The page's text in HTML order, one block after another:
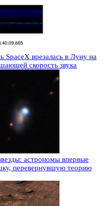
SpaceX врезалась в Луну на
скорость звука
астрономы впервые
перевернувшую теорию